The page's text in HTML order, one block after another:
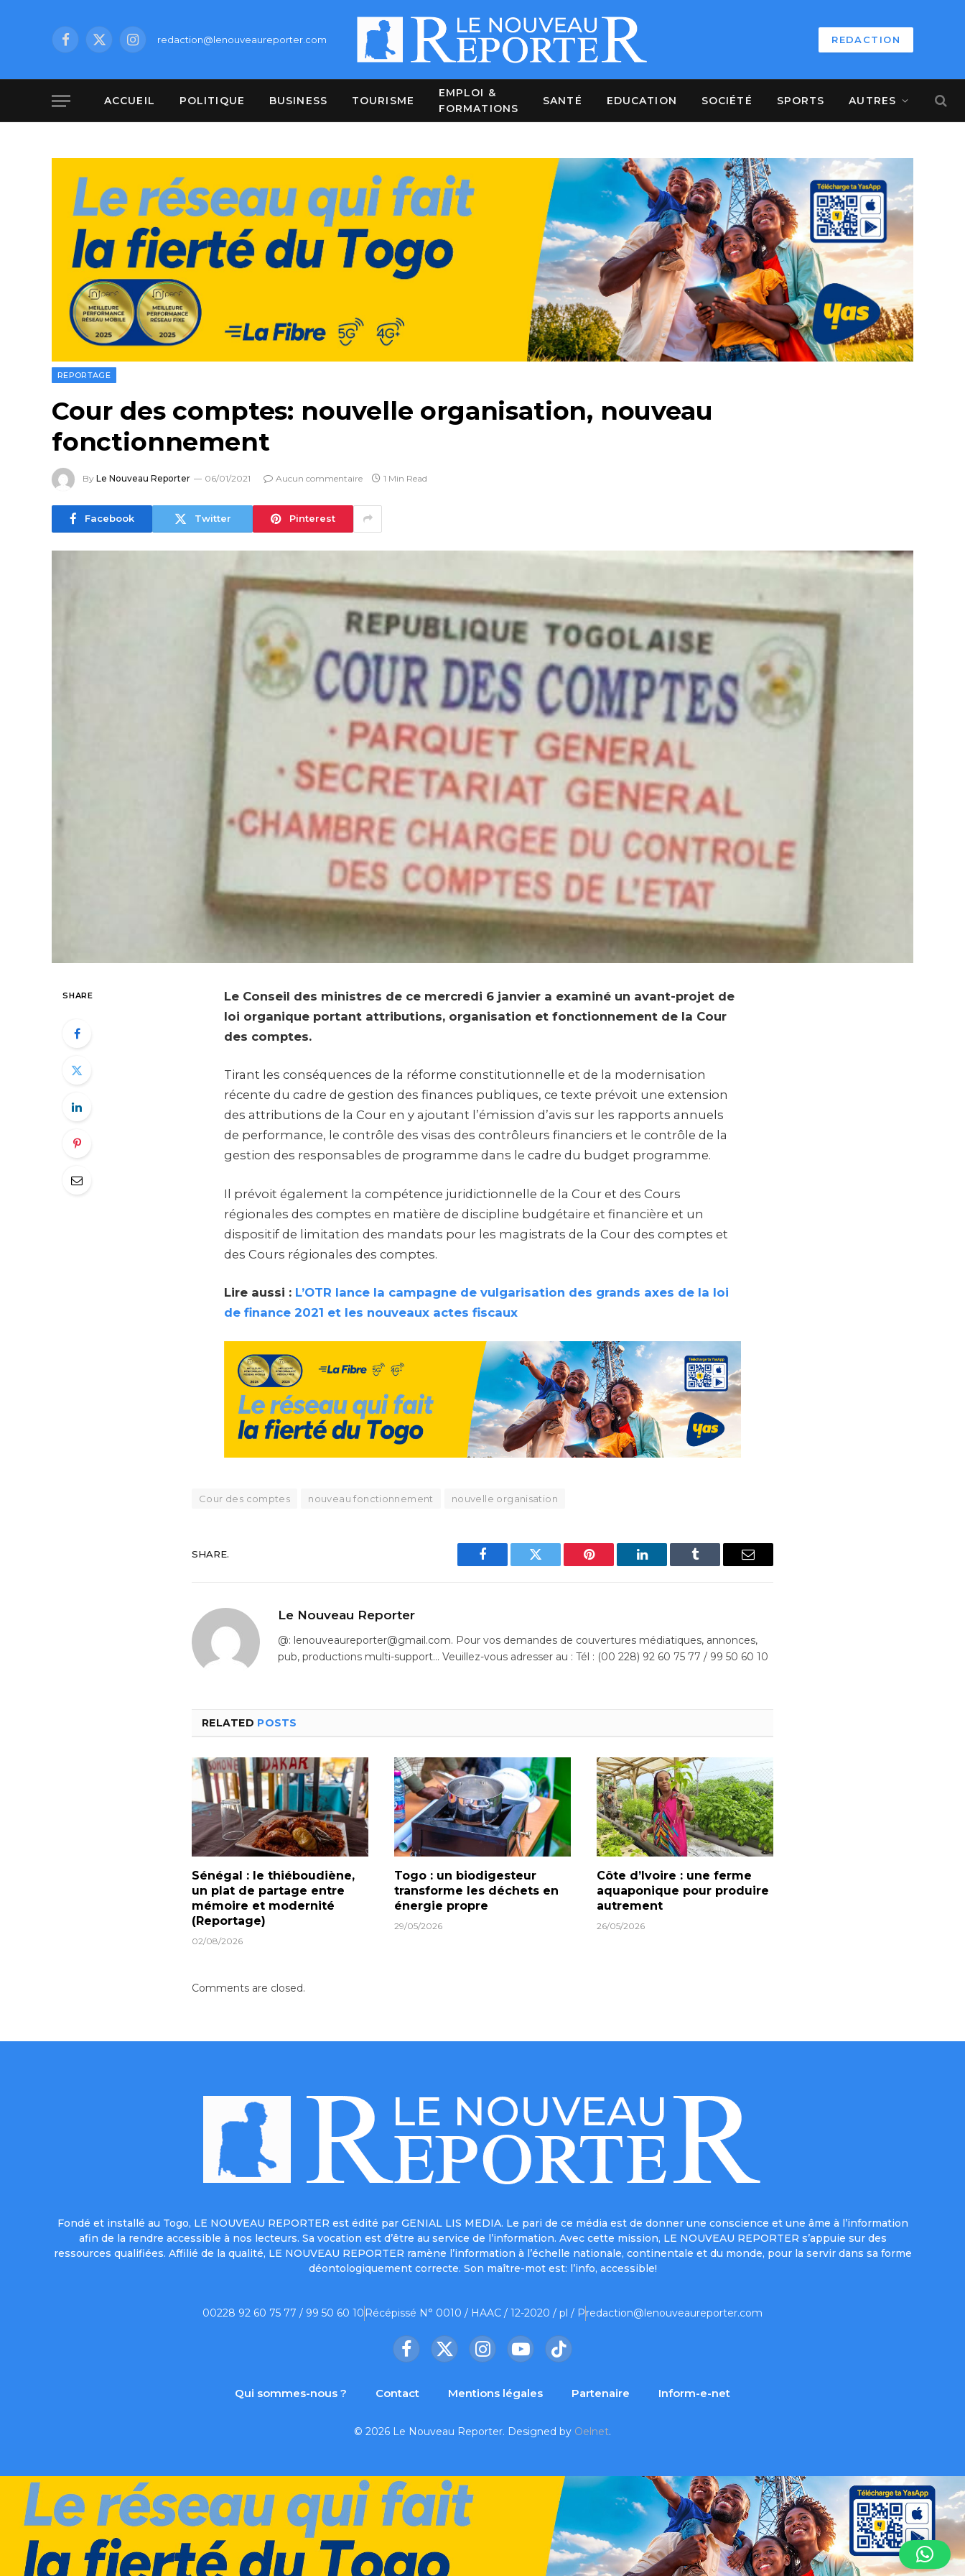
Facebook
X
Instagramredaction@lenouveaureporter.com REDACTION
ACCUEIL POLITIQUE BUSINESS TOURISME
EMPLOI &
FORMATIONS
SANTÉ EDUCATION SOCIÉTÉ SPORTS AUTRES
REPORTAGE
Cour des comptes: nouvelle organisation, nouveau
fonctionnement
By Le Nouveau Reporter 06/01/2021 Aucun commentaire 1 Min Read
Facebook Twitter Pinterest
SHARE
Le Conseil des ministres de ce mercredi 6 janvier a examiné un avant-projet de
loi organique portant attributions, organisation et fonctionnement de la Cour
des comptes.
Tirant les conséquences de la réforme constitutionnelle et de la modernisation
récente du cadre de gestion des finances publiques, ce texte prévoit une extension
des attributions de la Cour en y ajoutant l’émission d’avis sur les rapports annuels
de performance, le contrôle des visas des contrôleurs financiers et le contrôle de la
gestion des responsables de programme dans le cadre du budget programme.
Il prévoit également la compétence juridictionnelle de la Cour et des Cours
régionales des comptes en matière de discipline budgétaire et financière et un
dispositif de limitation des mandats pour les magistrats de la Cour des comptes et
des Cours régionales des comptes.
Lire aussi : L’OTR lance la campagne de vulgarisation des grands axes de la loi
de finance 2021 et les nouveaux actes fiscaux
Cour des comptes nouveau fonctionnement nouvelle organisation
SHARE.
Facebook Twitter Pinterest LinkedIn Tumblr Email
Le Nouveau Reporter
@: lenouveaureporter@gmail.com. Pour vos demandes de couvertures médiatiques, annonces,
pub, productions multi-support… Veuillez-vous adresser au : Tél : (00 228) 92 60 75 77 / 99 50 60 10
RELATED POSTS
Sénégal : le thiéboudiène,
un plat de partage entre
mémoire et modernité
(Reportage)
02/08/2026
Togo : un biodigesteur
transforme les déchets en
énergie propre
29/05/2026
Côte d’Ivoire : une ferme
aquaponique pour produire
autrement
26/05/2026
Comments are closed.
Fondé et installé au Togo, LE NOUVEAU REPORTER est édité par GENIAL LIS MEDIA. Le pari de ce média est de donner une conscience et une âme à l’information
afin de la rendre accessible à nos lecteurs. Sa vocation est d’être au service de l’information. Avec cette mission, LE NOUVEAU REPORTER s’appuie sur des
ressources qualifiées. Affilié de la qualité, LE NOUVEAU REPORTER ramène l’information à l’échelle nationale, continentale et du monde, pour la servir dans sa forme
déontologiquement correcte. Son maître-mot est: l’info, accessible!
00228 92 60 75 77 / 99 50 60 10 Récépissé N° 0010 / HAAC / 12-2020 / pl / Predaction@lenouveaureporter.com
Facebook
X
InstagramYouTubeTikTok
Qui sommes-nous ? Contact Mentions légales Partenaire Inform-e-net
© 2026 Le Nouveau Reporter. Designed by Oelnet.